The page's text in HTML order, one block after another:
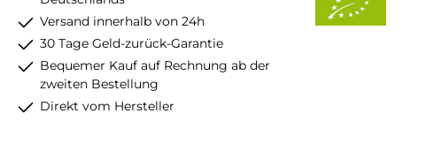
Versand innerhalb von 24h
30 Tage Geld-zurück-Garantie
Bequemer Kauf auf Rechnung ab der
zweiten Bestellung
Direkt vom Hersteller